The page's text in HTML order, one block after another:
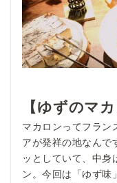
【ゆずのマカ
マカロンってフラン
アが発祥の地なんで
ッとしていて、中身
ン。今回は「ゆず味